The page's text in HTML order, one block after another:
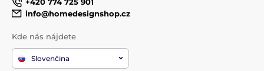
info@homedesignshop.cz
Kde nás nájdete
Slovenčina